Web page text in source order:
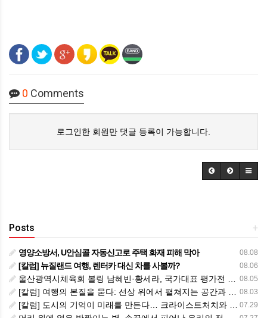
0 Comments
로그인한 회원만 댓글 등록이 가능합니다.
+
Posts
08.08
영양소방서, U안심콜 자동신고로 주택 화재 피해 막아
08.06
[칼럼] 뉴질랜드 여행, 렌터카 대신 차를 사볼까?
08.05
울산광역시체육회 볼링 남혜빈·황세라, 국가대표 평가전 통과… ‘아시아선수권 출전’
08.03
[칼럼] 여행의 본질을 묻다: 선상 위에서 펼쳐지는 공간과 사람, 그리고 미식의 미학
07.29
[칼럼] 도시의 기억이 미래를 만든다… 크라이스트처치와 한국 도시가 주는 교훈